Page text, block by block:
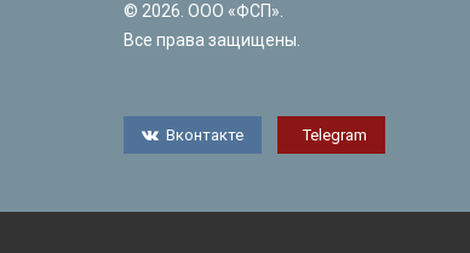
© 2026. ООО «ФСП».
Все права защищены.
Вконтакте Telegram